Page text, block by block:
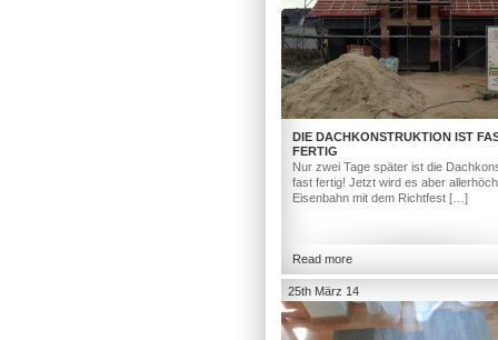
DIE DACHKONSTRUKTION IST
FERTIG
Nur zwei Tage später ist die
fast fertig! Jetzt wird es aber
Eisenbahn mit dem Richtfest […]
Read more
25th März 14